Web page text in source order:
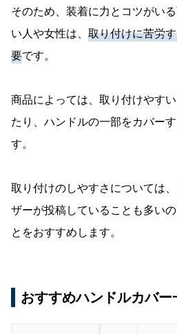
そのため、装着に力とコツがい
い人や女性は、 取り付けに苦労
要です。
商品によっては、取り付けやす
たり、ハンドルの一部をカバー
す。
取り付けのしやすさについては
ザーが投稿していることも多い
とをおすすめします。
おすすめハンドルカバー